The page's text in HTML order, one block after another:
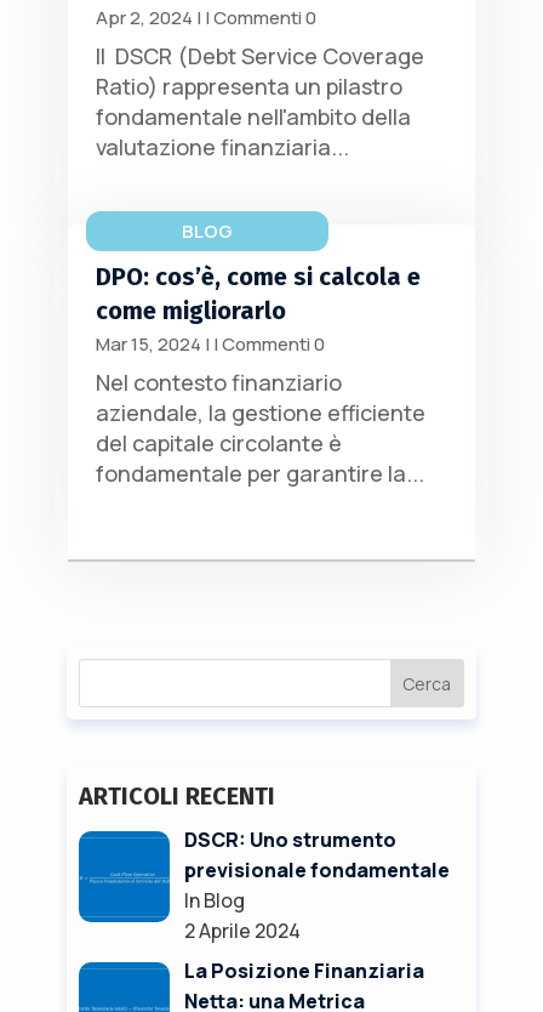
Apr 2, 2024 | | Commenti 0
Il DSCR (Debt Service Coverage
Ratio) rappresenta un pilastro
fondamentale nell'ambito della
valutazione finanziaria...
DPO: cos’è, come si calcola e
come migliorarlo
Mar 15, 2024 |
BLOG
| Commenti 0
Nel contesto finanziario
aziendale, la gestione efficiente
del capitale circolante è
fondamentale per garantire la...
Cerca
ARTICOLI RECENTI
DSCR: Uno strumento
previsionale fondamentale
In Blog
2 Aprile 2024
La Posizione Finanziaria
Netta: una Metrica